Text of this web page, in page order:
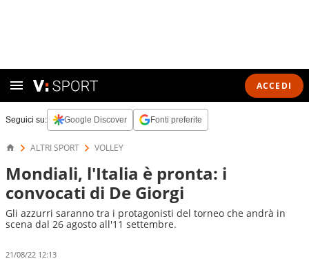
ACCEDI
Seguici su: Google Discover Fonti preferite
ALTRI SPORT VOLLEY
Mondiali, l'Italia è pronta: i
convocati di De Giorgi
Gli azzurri saranno tra i protagonisti del torneo che andrà in
scena dal 26 agosto all'11 settembre.
21/08/22 12:13